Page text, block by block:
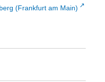
(Frankfurt am Main)